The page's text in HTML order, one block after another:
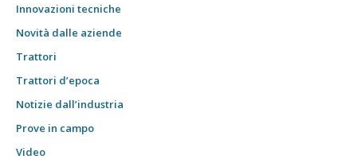
Innovazioni tecniche
Novità dalle aziende
Trattori
Trattori d’epoca
Notizie dall’industria
Prove in campo
Video